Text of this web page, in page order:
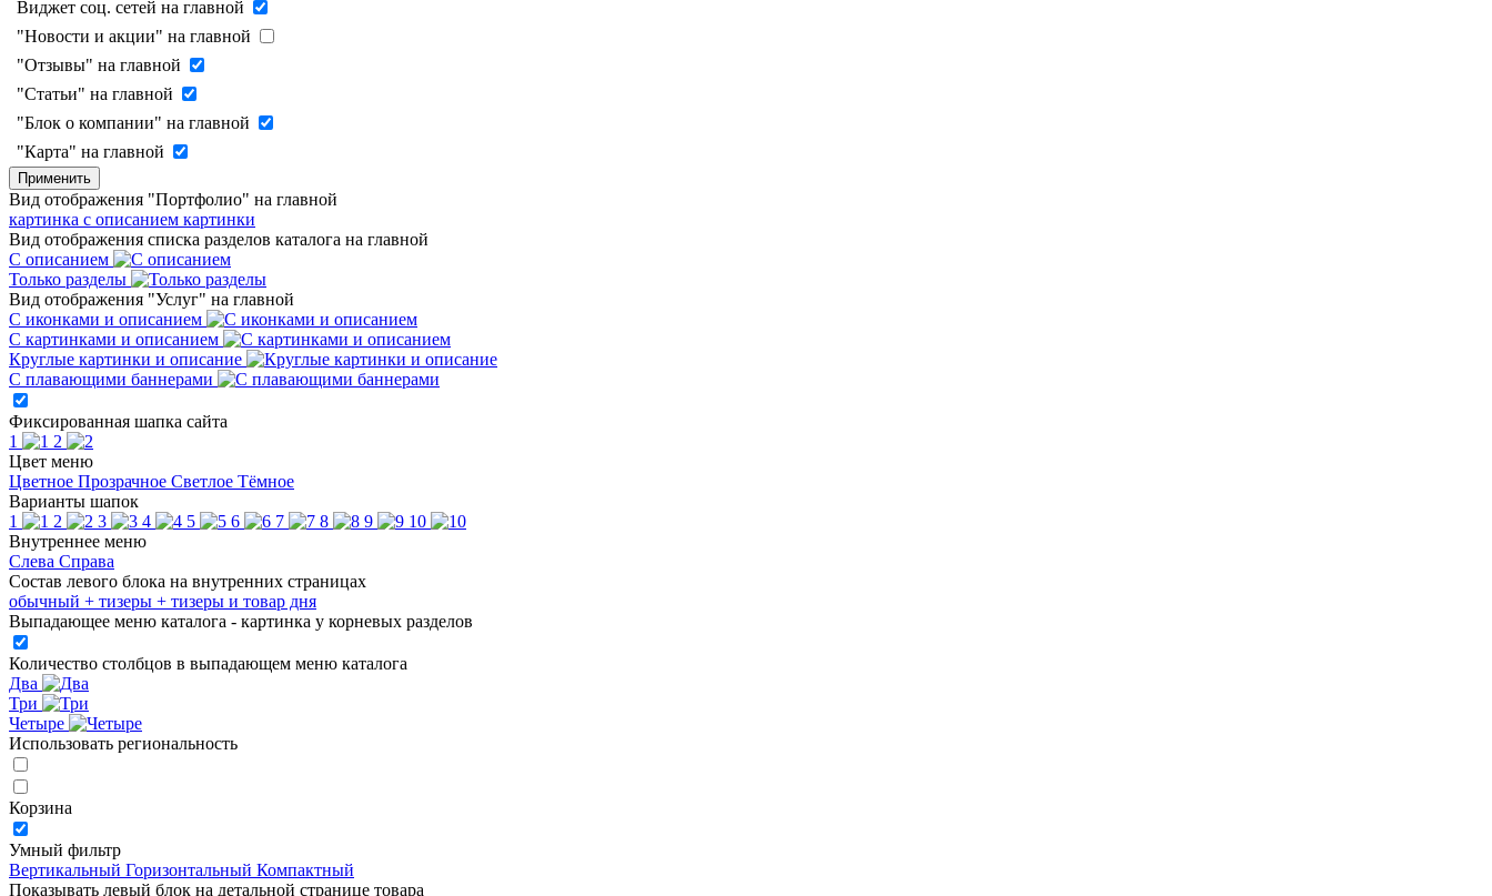
Виджет соц. сетей на главной
"Новости и акции" на главной
"Отзывы" на главной
"Статьи" на главной
"Блок о компании" на главной
"Карта" на главной
Применить
Вид отображения "Портфолио" на главной
картинка с описанием картинки
Вид отображения списка разделов каталога на главной
С описанием
Только разделы
Вид отображения "Услуг" на главной
С иконками и описанием
С картинками и описанием
Круглые картинки и описание
С плавающими баннерами
Фиксированная шапка сайта
1
2
Цвет меню
Цветное Прозрачное Светлое Тёмное
Варианты шапок
1
2 3 4 5 6 7 8 9
10
Внутреннее меню
Слева Справа
Состав левого блока на внутренних страницах
обычный + тизеры + тизеры и товар дня
Выпадающее меню каталога - картинка у корневых разделов
Количество столбцов в выпадающем меню каталога
Два
Три
Четыре
Использовать региональность
Корзина
Умный фильтр
Вертикальный Горизонтальный Компактный
Показывать левый блок на детальной странице товара